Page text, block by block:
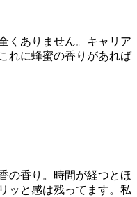
くありません。キャリア
れに蜂蜜の香りがあれば
の香り。時間が経つとほ
ッと感は残ってます。私